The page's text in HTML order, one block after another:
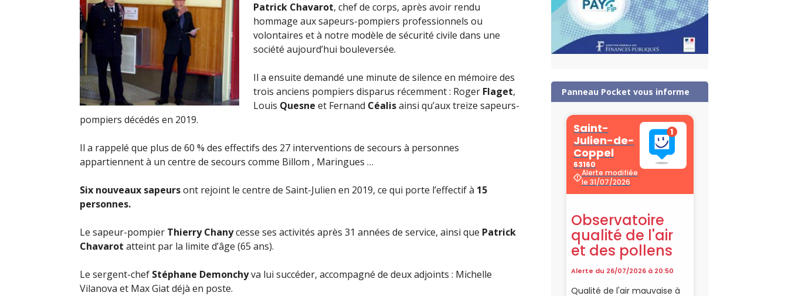
Patrick Chavarot, chef de corps, après avoir rendu
hommage aux sapeurs-pompiers professionnels ou
volontaires et à notre modèle de sécurité civile dans une
société aujourd’hui bouleversée.
Il a ensuite demandé une minute de silence en mémoire des
trois anciens pompiers disparus récemment : Roger Flaget,
Louis Quesne et Fernand Céalisainsi qu’aux treize sapeurs-
pompiers décédés en 2019.
Il a rappelé que plus de 60 % des effectifs des 27 interventions de secours à personnes
appartiennent à un centre de secours comme Billom , Maringues …
Six nouveaux sapeursont rejoint le centre de Saint-Julien en 2019, ce qui porte l’effectif à 15
personnes.
Le sapeur-pompier Thierry Chanycesse ses activités après 31 années de service, ainsi que Patrick
Chavarot atteint par la limite d’âge (65 ans).
Le sergent-chef Stéphane Demonchyva lui succéder, accompagné de deux adjoints : Michelle
Vilanova et Max Giat déjà en poste.
Panneau Pocket vous informe